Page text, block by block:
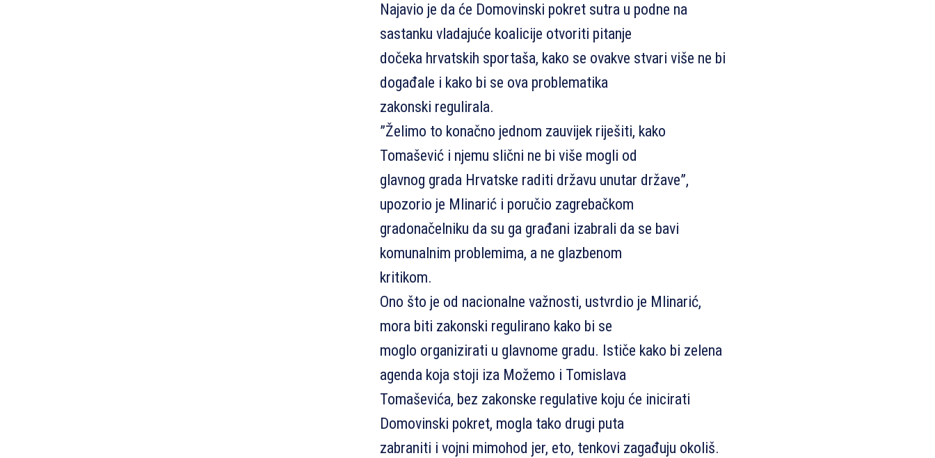
Najavio je da će Domovinski pokret sutra u podne na
sastanku vladajuće koalicije otvoriti pitanje
dočeka hrvatskih sportaša, kako se ovakve stvari više ne bi
događale i kako bi se ova problematika
zakonski regulirala.
”Želimo to konačno jednom zauvijek riješiti, kako
Tomašević i njemu slični ne bi više mogli od
glavnog grada Hrvatske raditi državu unutar države”,
upozorio je Mlinarić i poručio zagrebačkom
gradonačelniku da su ga građani izabrali da se bavi
komunalnim problemima, a ne glazbenom
kritikom.
Ono što je od nacionalne važnosti, ustvrdio je Mlinarić,
mora biti zakonski regulirano kako bi se
moglo organizirati u glavnome gradu. Ističe kako bi zelena
agenda koja stoji iza Možemo i Tomislava
Tomaševića, bez zakonske regulative koju će inicirati
Domovinski pokret, mogla tako drugi puta
zabraniti i vojni mimohod jer, eto, tenkovi zagađuju okoliš.